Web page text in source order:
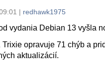
| redhawk1975
vydania Debian 13 vyšla
Trixie opravuje 71 chýb a
aktualizácií.